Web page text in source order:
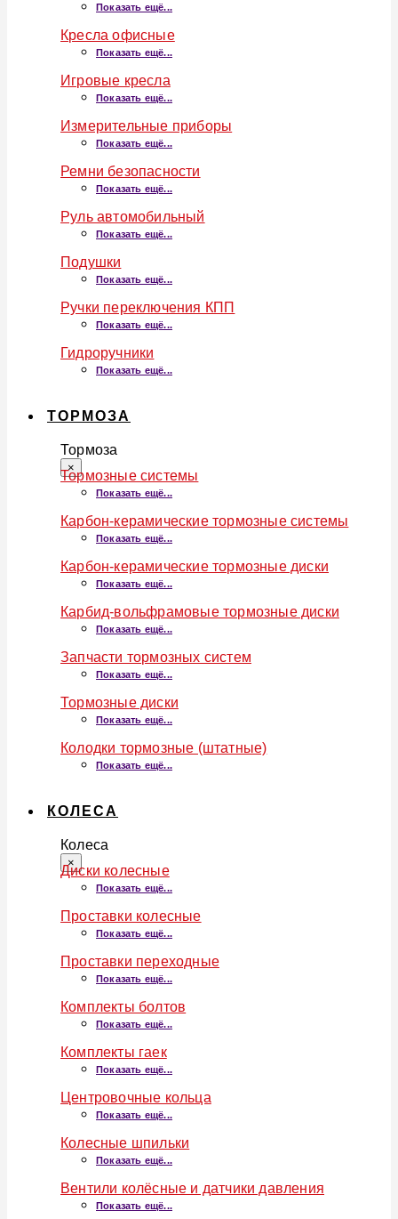
Показать ещё...
Кресла офисные
Показать ещё...
Игровые кресла
Показать ещё...
Измерительные приборы
Показать ещё...
Ремни безопасности
Показать ещё...
Руль автомобильный
Показать ещё...
Подушки
Показать ещё...
Ручки переключения КПП
Показать ещё...
Гидроручники
Показать ещё...
ТОРМОЗА
Тормоза
×
Тормозные системы
Показать ещё...
Карбон-керамические тормозные системы
Показать ещё...
Карбон-керамические тормозные диски
Показать ещё...
Карбид-вольфрамовые тормозные диски
Показать ещё...
Запчасти тормозных систем
Показать ещё...
Тормозные диски
Показать ещё...
Колодки тормозные (штатные)
Показать ещё...
КОЛЕСА
Колеса
×
Диски колесные
Показать ещё...
Проставки колесные
Показать ещё...
Проставки переходные
Показать ещё...
Комплекты болтов
Показать ещё...
Комплекты гаек
Показать ещё...
Центровочные кольца
Показать ещё...
Колесные шпильки
Показать ещё...
Вентили колёсные и датчики давления
Показать ещё...